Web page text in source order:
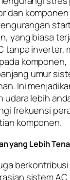
dan
yang biasa
tanpa inverter,
komponen,
umur
Ini
udara lebih
frekuensi
komponen.
yang Lebih
sistem